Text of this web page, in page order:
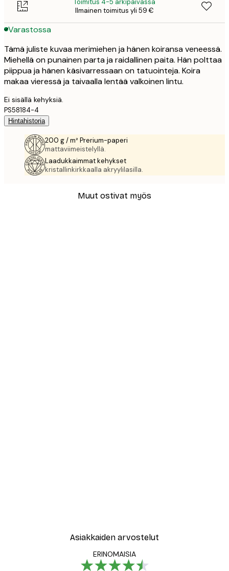
Toimitus 4-5 arkipäivässä
Ilmainen toimitus yli 59 €
Varastossa
Tämä juliste kuvaa merimiehen ja hänen koiransa veneessä.
Miehellä on punainen parta ja raidallinen paita. Hän polttaa
piippua ja hänen käsivarressaan on tatuointeja. Koira
makaa vieressä ja taivaalla lentää valkoinen lintu.
Ei sisällä kehyksiä.
PS58184-4
Hintahistoria
200 g / m² Prerium-paperi
mattaviimeistelyllä.
Laadukkaimmat kehykset
kristallinkirkkaalla akryylilasilla.
Muut ostivat myös
Asiakkaiden arvostelut
ERINOMAISIA